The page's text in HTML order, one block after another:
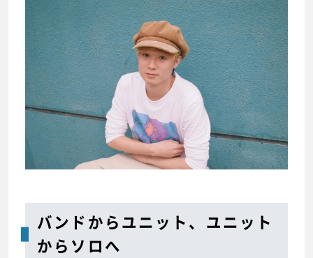
バンドからユニット、ユニット
からソロへ